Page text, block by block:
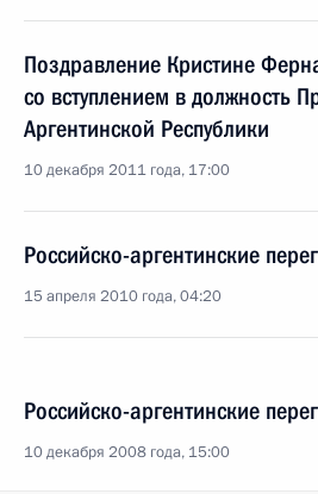
Поздравление Кристине
со вступлением в должность
Аргентинской Республики
10 декабря 2011 года, 17:00
Российско-аргентинские
15 апреля 2010 года, 04:20
Российско-аргентинские
10 декабря 2008 года, 15:00